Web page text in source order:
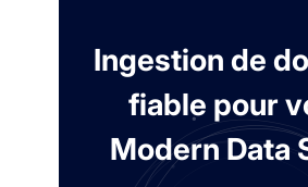
Ingestion de
fiable pour
Modern Data